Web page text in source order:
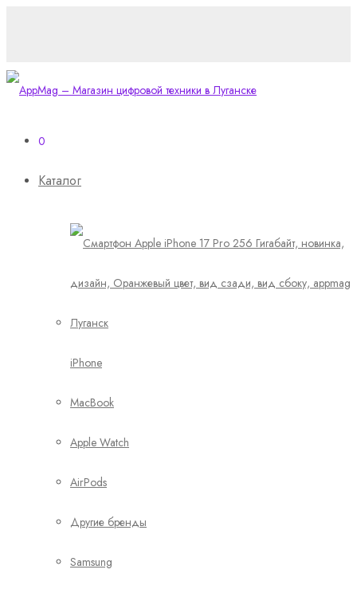
0
Каталог
iPhone
MacBook
Apple Watch
AirPods
Другие бренды
Samsung